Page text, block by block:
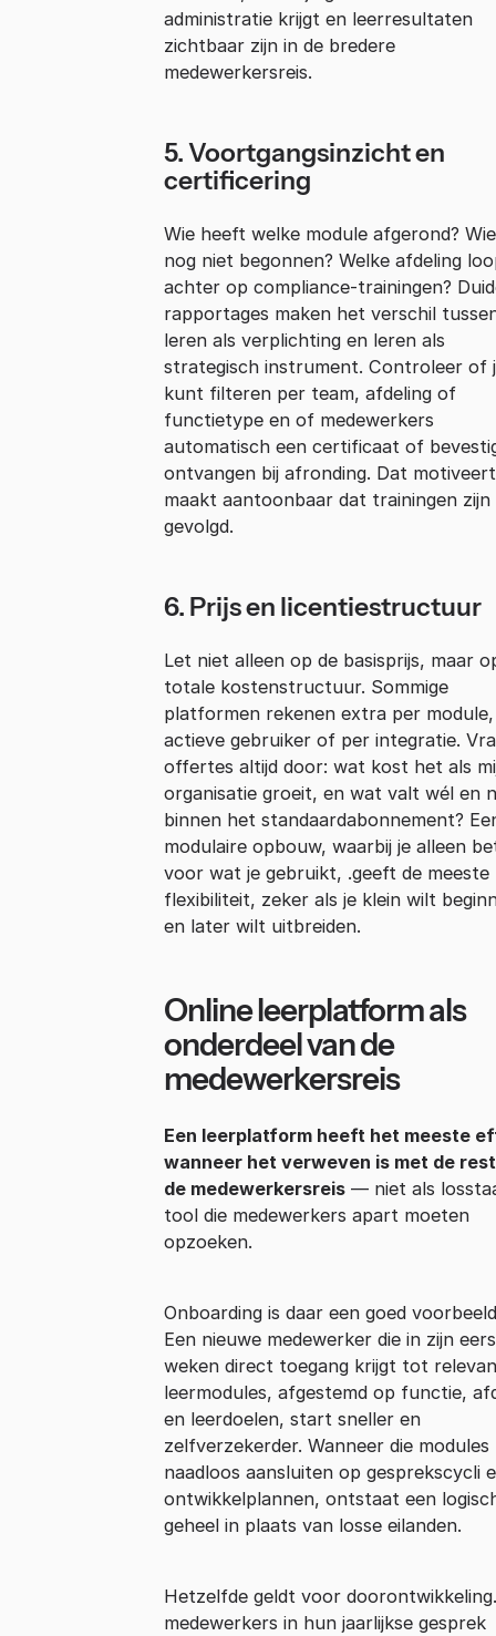
administratie krijgt en leerresultaten
zichtbaar zijn in de bredere
medewerkersreis.
5. Voortgangsinzicht en
certificering
Wie heeft welke module afgerond?
nog niet begonnen? Welke afdeling
achter op compliance-trainingen?
rapportages maken het verschil
leren als verplichting en leren als
strategisch instrument. Controleer of
kunt filteren per team, afdeling of
functietype en of medewerkers
automatisch een certificaat of
ontvangen bij afronding. Dat
maakt aantoonbaar dat trainingen zijn
gevolgd.
6. Prijs en licentiestructuur
Let niet alleen op de basisprijs, maar
totale kostenstructuur. Sommige
platformen rekenen extra per
actieve gebruiker of per integratie.
offertes altijd door: wat kost het als
organisatie groeit, en wat valt wél en
binnen het standaardabonnement?
modulaire opbouw, waarbij je alleen
voor wat je gebruikt, .geeft de meeste
flexibiliteit, zeker als je klein wilt
en later wilt uitbreiden.
Online leerplatform als
onderdeel van de
medewerkersreis
Een leerplatform heeft het meeste
wanneer het verweven is met de
de medewerkersreis— niet als
tool die medewerkers apart moeten
opzoeken.
Onboarding is daar een goed
Een nieuwe medewerker die in zijn
weken direct toegang krijgt tot
leermodules, afgestemd op functie,
en leerdoelen, start sneller en
zelfverzekerder. Wanneer die modules
naadloos aansluiten op gesprekscycli
ontwikkelplannen, ontstaat een
geheel in plaats van losse eilanden.
Hetzelfde geldt voor
medewerkers in hun jaarlijkse gesprek